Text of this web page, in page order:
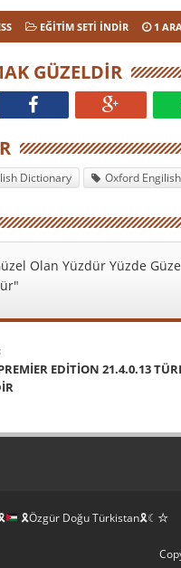
EĞITIM SETI İNDIR 1
GÜZELDIR
Dictionary Oxford
Olan Yüzdür Yüzde
EDITION 21.4.0.13
🎗Özgür Doğu Türkistan🎗☾☆